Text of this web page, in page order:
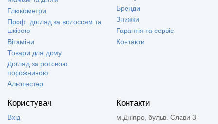
Глюкометри
Проф. догляд за волоссям та
шкірою
Вітаміни
Товари для дому
Догляд за ротовою
порожниною
Алкотестер
Бренди
Знижки
Гарантія та сервіс
Контакти
Користувач
Вхід
Контакти
м.Дніпро, бульв. Слави 3